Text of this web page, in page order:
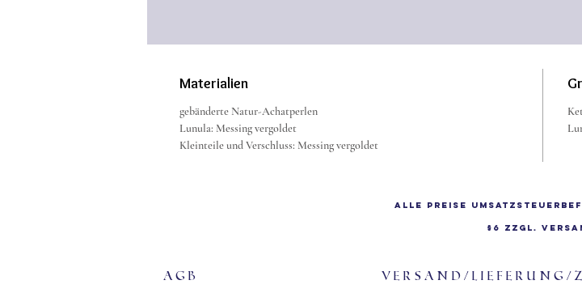
Materialien
gebänderte Natur-Achatperlen
Lunula: Messing vergoldet
Kleinteile und Verschluss: Messing vergoldet
Alle Preise
§6 zzgl.
agb Versand/Lieferung/